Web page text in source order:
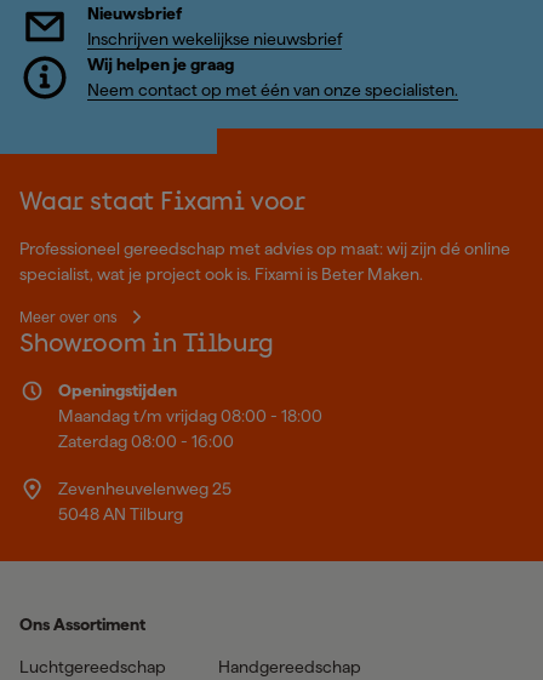
Nieuwsbrief
Inschrijven wekelijkse nieuwsbrief
Wij helpen je graag
Neem contact op met één van onze specialisten.
Waar staat Fixami voor
Professioneel gereedschap met advies op maat: wij zijn dé online
specialist, wat je project ook is. Fixami is Beter Maken.
Meer over ons
Showroom in Tilburg
Openingstijden
Maandag t/m vrijdag 08:00 - 18:00
Zaterdag 08:00 - 16:00
Zevenheuvelenweg 25
5048 AN Tilburg
Ons Assortiment
Luchtgereedschap
Handgereedschap